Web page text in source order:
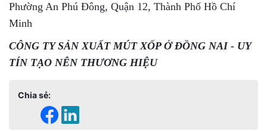
Phường An Phú Đông, Quận 12, Thành Phố Hồ Chí
Minh
CÔNG TY SẢN XUẤT MÚT XỐP Ở ĐỒNG NAI - UY
TÍN TẠO NÊN THƯƠNG HIỆU
Chia sẻ: